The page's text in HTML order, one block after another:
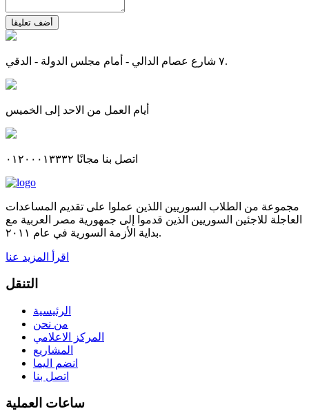
أضف تعليقا
٧ شارع عصام الدالي - أمام مجلس الدولة - الدقي.
أيام العمل من الاحد إلى الخميس
اتصل بنا مجانًا ٠١٢٠٠٠١٣٣٣٢
مجموعة من الطلاب السوريين اللذين عملوا على تقديم المساعدات
العاجلة للاجئين السوريين الذين قدموا إلى جمهورية مصر العربية مع
بداية الأزمة السورية في عام ٢٠١١.
اقرأ المزيد عنا
التنقل
الرئيسية
من نحن
المركز الاعلامي
المشاريع
انضم اليما
اتصل بنا
ساعات العملية